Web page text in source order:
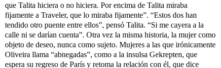
que Talita hiciera o no hiciera. Por encima de Talita miraba
fijamente a Traveler, que lo miraba fijamente”. “Estos dos han
tendido otro puente entre ellos”, pensó Talita. “Si me cayera a la
calle ni se darían cuenta”. Otra vez la misma historia, la mujer como
objeto de deseo, nunca como sujeto. Mujeres a las que irónicamente
Oliveira llama “abnegadas”, como a la insulsa Gekrepten, que
espera su regreso de París y retoma la relación con él, que dice